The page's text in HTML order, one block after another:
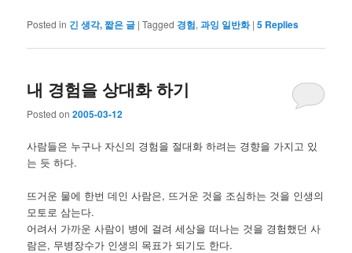
Posted in 긴 생각, 짧은 글 |Tagged 경험,과잉 일반화 |5 Replies
내 경험을 상대화 하기
Posted on2005-03-12
사람들은 누구나 자신의 경험을 절대화 하려는 경향을 가지고 있
는 듯 하다.
뜨거운 물에 한번 데인 사람은, 뜨거운 것을 조심하는 것을 인생의
모토로 삼는다.
어려서 가까운 사람이 병에 걸려 세상을 떠나는 것을 경험했던 사
람은, 무병장수가 인생의 목표가 되기도 한다.